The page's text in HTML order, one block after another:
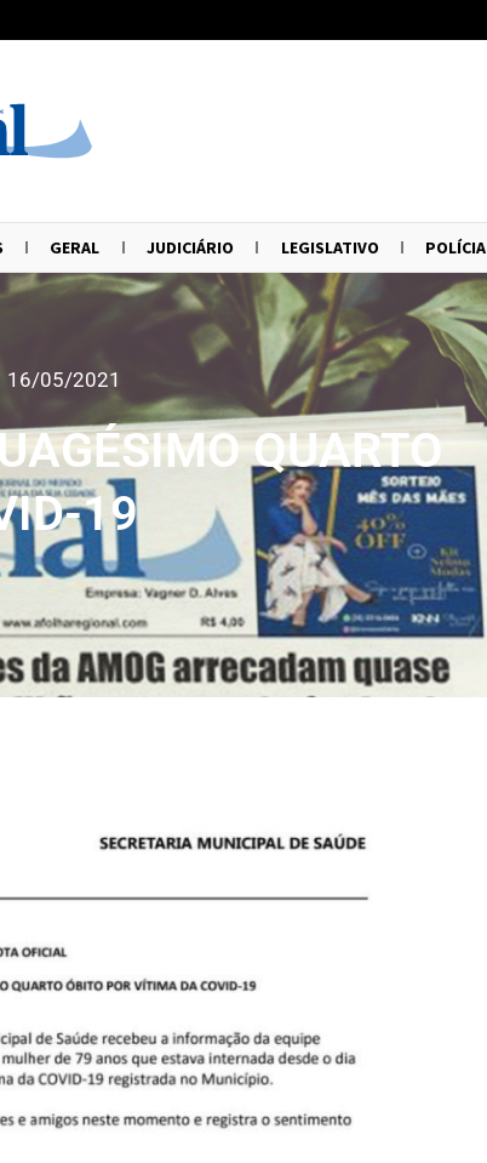
GERAL JUDICIÁRIO LEGISLATIVO POLÍCIA
16/05/2021
QUARTO
19